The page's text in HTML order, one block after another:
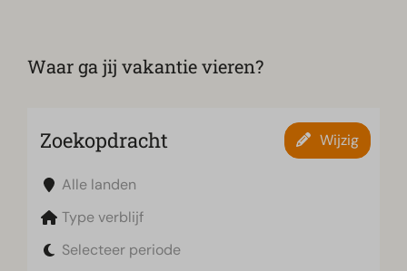
Waar ga jij vakantie vieren?
Zoekopdracht Wijzig
Alle landen
Type verblijf
Selecteer periode